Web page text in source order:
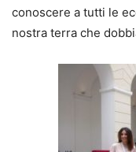
conoscere a tutti le
nostra terra che